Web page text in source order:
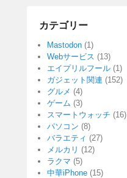
カテゴリー
Mastodon (1)
Webサービス (13)
エイプリルフール (1)
ガジェット関連 (152)
グルメ (4)
ゲーム (3)
スマートウォッチ (16)
パソコン (8)
バラエティ (27)
メルカリ (12)
ラクマ (5)
中華iPhone (15)